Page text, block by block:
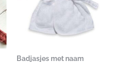
Badjasjes met naam